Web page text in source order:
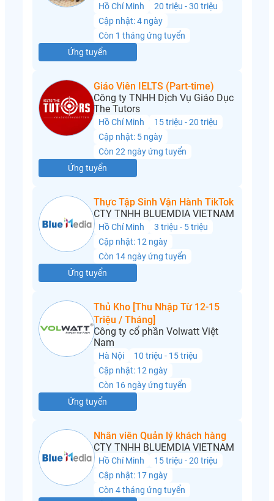
Hồ Chí Minh
20 triệu - 30 triệu
Cập nhật: 4 ngày
Còn 1 tháng ứng tuyển
Ứng tuyển
Giáo Viên IELTS (Part-time)
Công ty TNHH Dịch Vụ Giáo Dục
The Tutors
Hồ Chí Minh
15 triệu - 20 triệu
Cập nhật: 5 ngày
Còn 22 ngày ứng tuyển
Ứng tuyển
Thực Tập Sinh Vận Hành TikTok
CTY TNHH BLUEMDIA VIETNAM
Hồ Chí Minh
3 triệu - 5 triệu
Cập nhật: 12 ngày
Còn 14 ngày ứng tuyển
Ứng tuyển
Thủ Kho [Thu Nhập Từ 12-15
Triệu / Tháng]
Công ty cổ phần Volwatt Việt
Nam
Hà Nội
10 triệu - 15 triệu
Cập nhật: 12 ngày
Còn 16 ngày ứng tuyển
Ứng tuyển
Nhân viên Quản lý khách hàng
CTY TNHH BLUEMDIA VIETNAM
Hồ Chí Minh
15 triệu - 20 triệu
Cập nhật: 17 ngày
Còn 4 tháng ứng tuyển